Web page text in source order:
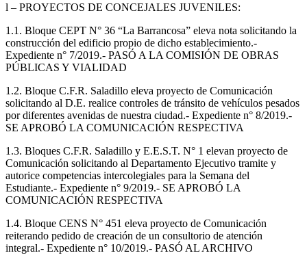
l – PROYECTOS DE CONCEJALES JUVENILES:
1.1. Bloque CEPT N° 36 “La Barrancosa” eleva nota solicitando la
construcción del edificio propio de dicho establecimiento.-
Expediente n° 7/2019.- PASÓ A LA COMISIÓN DE OBRAS
PÚBLICAS Y VIALIDAD
1.2. Bloque C.F.R. Saladillo eleva proyecto de Comunicación
solicitando al D.E. realice controles de tránsito de vehículos pesados
por diferentes avenidas de nuestra ciudad.- Expediente n° 8/2019.-
SE APROBÓ LA COMUNICACIÓN RESPECTIVA
1.3. Bloques C.F.R. Saladillo y E.E.S.T. N° 1 elevan proyecto de
Comunicación solicitando al Departamento Ejecutivo tramite y
autorice competencias intercolegiales para la Semana del
Estudiante.- Expediente n° 9/2019.- SE APROBÓ LA
COMUNICACIÓN RESPECTIVA
1.4. Bloque CENS N° 451 eleva proyecto de Comunicación
reiterando pedido de creación de un consultorio de atención
integral.- Expediente n° 10/2019.- PASÓ AL ARCHIVO